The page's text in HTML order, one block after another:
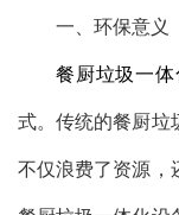
一、环保意义
餐厨垃圾一
式。传统的餐厨垃
不仅浪费了资源，